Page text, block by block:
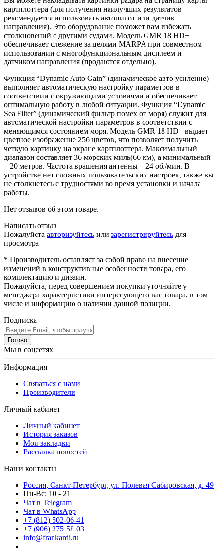
картплоттера (для получения наилучших результатов
рекомендуется использовать автопилот или датчик
направления). Это оборудование поможет вам избежать
столкновений с другими судами. Модель GMR 18 HD+
обеспечивает слежение за целями MARPA при совместном
использовании с многофункциональным дисплеем и
датчиком направления (продаются отдельно).
Функция “Dynamic Auto Gain” (динамическое авто усиление)
выполняет автоматическую настройку параметров в
соответствии с окружающими условиями и обеспечивает
оптимальную работу в любой ситуации. Функция “Dynamic
Sea Filter” (динамический фильтр помех от моря) служит для
автоматической настройки параметров в соответствии с
меняющимся состоянием моря. Модель GMR 18 HD+ выдает
цветное изображение 256 цветов, что позволяет получить
четкую картинку на экране картплоттера. Максимальный
диапазон составляет 36 морских миль(66 км), а минимальный
– 20 метров. Частота вращения антенны – 24 об./мин. В
устройстве нет сложных пользовательских настроек, также вы
не столкнетесь с трудностями во время установки и начала
работы.
Нет отзывов об этом товаре.
Написать отзыв
Пожалуйста авторизуйтесь или зарегистрируйтесь для
просмотра
* Производитель оставляет за собой право на внесение
изменений в конструктивные особенности товара, его
комплектацию и дизайн.
Пожалуйста, перед совершением покупки уточняйте у
менеджера характеристики интересующего вас товара, в том
числе и информацию о наличии данной позиции.
Подписка
Готово
Мы в соцсетях
Информация
Связаться с нами
Производители
Личный кабинет
Личный кабинет
История заказов
Мои закладки
Рассылка новостей
Наши контакты
Россия, Санкт-Петербург, ул. Полевая Сабировская, д. 49
Пн-Вс: 10 - 21
Чат в Telegram
Чат в WhatsApp
+7 (812) 502-06-41
+7 (906) 275-58-03
info@frankardi.ru